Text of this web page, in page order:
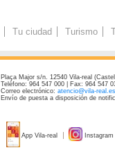
Tu ciudad Turismo
Plaça Major s/n. 12540 Vila-real
Teléfono: 964 547 000 | Fax: 964 547
Correo electrónico: atencio@vila-real.es
Envío de puesta a disposición de
App Vila-real Instagram